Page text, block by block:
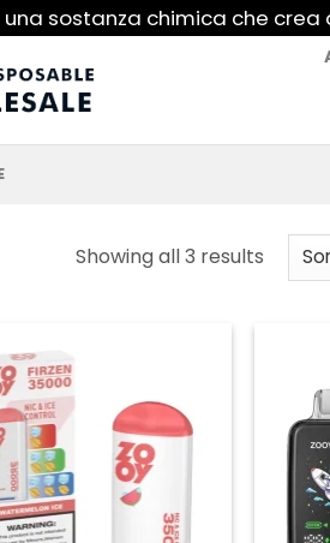
una sostanza chimica che
Showing all 3 resultsSorted